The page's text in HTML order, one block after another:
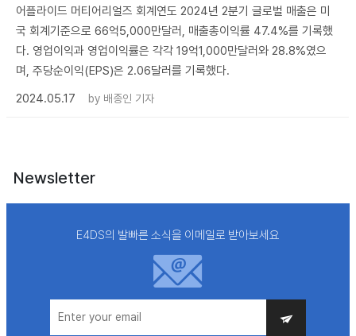
어플라이드 머티어리얼즈 회계연도 2024년 2분기 글로벌 매출은 미
국 회계기준으로 66억5,000만달러, 매출총이익률 47.4%를 기록했
다. 영업이익과 영업이익률은 각각 19억1,000만달러와 28.8%였으
며, 주당순이익(EPS)은 2.06달러를 기록했다.
2024.05.17
by 배종인 기자
Newsletter
E4DS의 발빠른 소식을 이메일로 받아보세요